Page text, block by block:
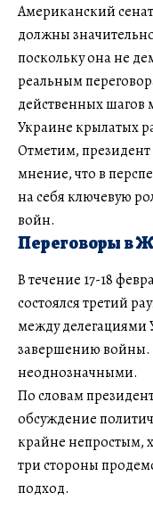
Американский
должны
поскольку она не
реальным
действенных шагов
Украине крылатых
Отметим,
мнение, что в
на себя ключевую
войн.
Переговоры в
В течение 17-18
состоялся третий
между
завершению войны.
неоднозначными.
По словам
обсуждение
крайне непростым,
три стороны
подход.